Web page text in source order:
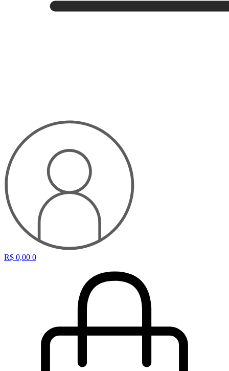
R$ 0,00 0